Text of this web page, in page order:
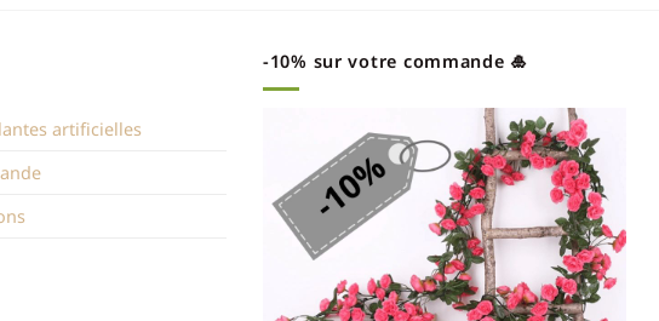
artificielles
-10% sur votre commande 🎍